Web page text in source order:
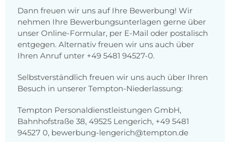
Dann freuen wir uns auf Ihre Bewerbung! Wir
nehmen Ihre Bewerbungsunterlagen gerne über
unser Online-Formular, per E-Mail oder postalisch
entgegen. Alternativ freuen wir uns auch über
Ihren Anruf unter +49 5481 94527-0.
Selbstverständlich freuen wir uns auch über Ihren
Besuch in unserer Tempton-Niederlassung:
Tempton Personaldienstleistungen GmbH,
Bahnhofstraße 38, 49525 Lengerich, +49 5481
94527 0, bewerbung-lengerich@tempton.de